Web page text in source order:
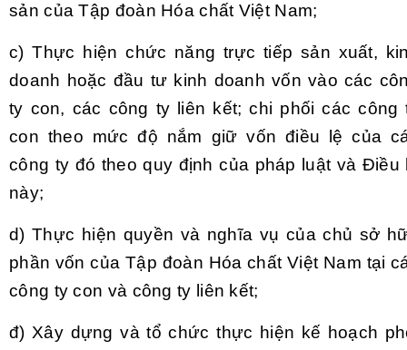
sản của Tập đoàn Hóa chất Việt Nam;
c)Thực hiện chức năng trực tiếp sản xuất,
doanh hoặc đầu tư kinh doanh vốn vào các
ty con, các công ty liên kết; chi phối các công
con theo mức độ nắm giữ vốn điều lệ của
công ty đó theo quy định của pháp luật và Điều
này;
d)Thực hiện quyền và nghĩa vụ của chủ sở
phần vốn của Tập đoàn Hóa chất Việt Nam tại
công ty con và công ty liên kết;
đ) Xây dựng và tổ chức thực hiện kế hoạch